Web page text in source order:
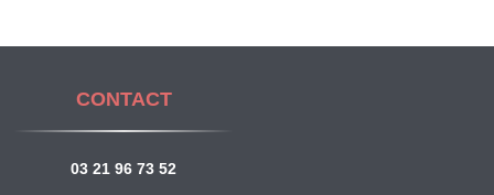
CONTACT
03 21 96 73 52